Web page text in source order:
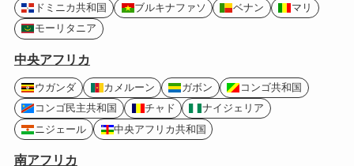
ドミニカ共和国
ブルキナファソ ベナン
マリ
モーリタニア
中央アフリカ
ウガンダ カメルーン ガボン
コンゴ共和国
コンゴ民主共和国
チャド
ナイジェリア
ニジェール
中央アフリカ共和国
南アフリカ